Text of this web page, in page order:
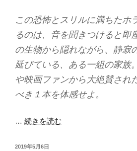
この恐怖とスリルに満ちたホ
るのは、音を聞きつけると即
の生物から隠れながら、静寂
延びている、ある一組の家族
や映画ファンから大絶賛され
べき１本を体感せよ。
… 続きを読む
投
2019年5月6日